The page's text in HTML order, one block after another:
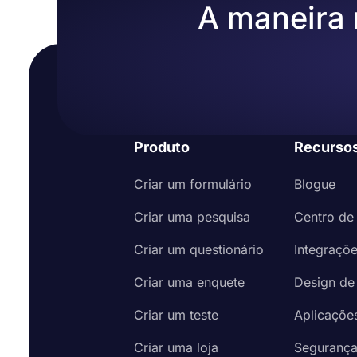
A
Produto
Criar um formulário
Criar uma pesquisa
Criar um questionário
Criar uma enquete
Criar um teste
Criar uma loja
Blogue
Centro
Design
Segurança